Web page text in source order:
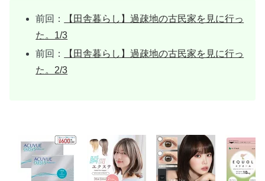
前回：
【田舎暮らし】過疎地の古民家を見に行っ
た。1/3
前回：
【田舎暮らし】過疎地の古民家を見に行っ
た。2/3